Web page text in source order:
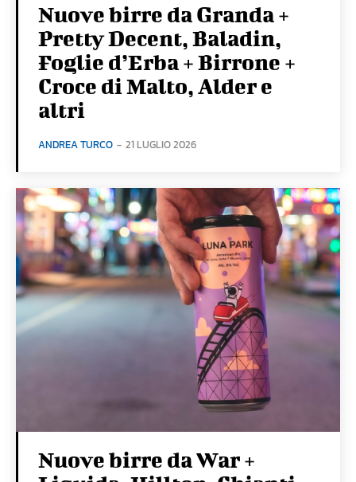
Nuove birre da Granda +
Pretty Decent, Baladin,
Foglie d’Erba + Birrone +
Croce di Malto, Alder e
altri
ANDREA TURCO - 21 LUGLIO 2026
Nuove birre da War +